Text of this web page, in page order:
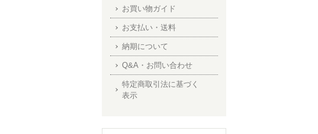
お買い物ガイド
お支払い・送料
納期について
Q&A・お問い合わせ
特定商取引法に基づく
表示